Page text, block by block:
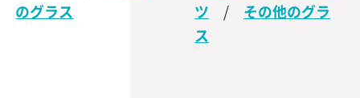
のグラス
ツ
/
その他のグラ
ス